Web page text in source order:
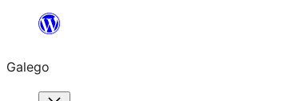
Saltar
contido
Galego